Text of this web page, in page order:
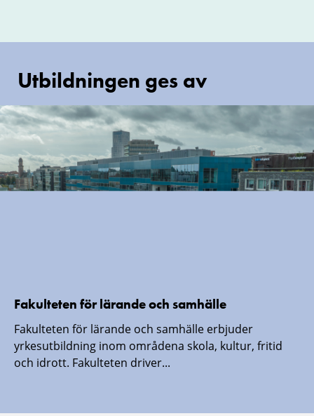
Utbildningen ges av
Fakulteten för lärande och samhälle
Fakulteten för lärande och samhälle erbjuder
yrkesutbildning inom områdena skola, kultur, fritid
och idrott. Fakulteten driver...